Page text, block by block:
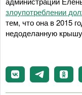
злоупотреблении
тем, что она в 2015
недоделанную